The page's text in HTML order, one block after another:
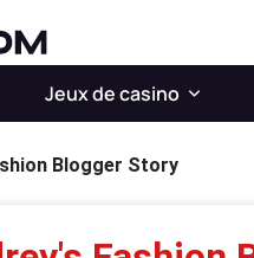
Jeux de casino
Blogger Story